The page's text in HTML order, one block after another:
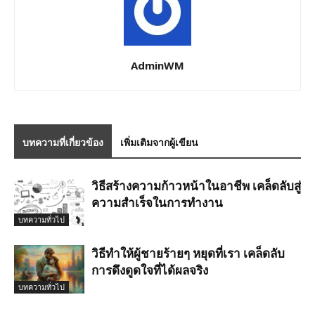
AdminWM
บทความที่เกี่ยวข้อง เพิ่มเติมจากผู้เขียน
บทความทั่วไป
วิธีสร้างความก้าวหน้าในอาชีพ เคล็ดลับสู่
ความสำเร็จในการทำงาน
บทความทั่วไป
วิธีทำให้ผู้ชายร้ายๆ หยุดที่เรา เคล็ดลับ
การดึงดูดใจที่ได้ผลจริง